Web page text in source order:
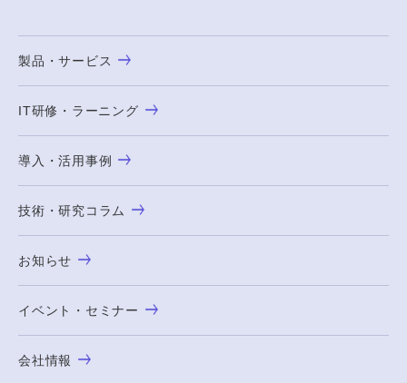
製品・サービス
IT研修・ラーニング
導入・活用事例
技術・研究コラム
お知らせ
イベント・セミナー
会社情報